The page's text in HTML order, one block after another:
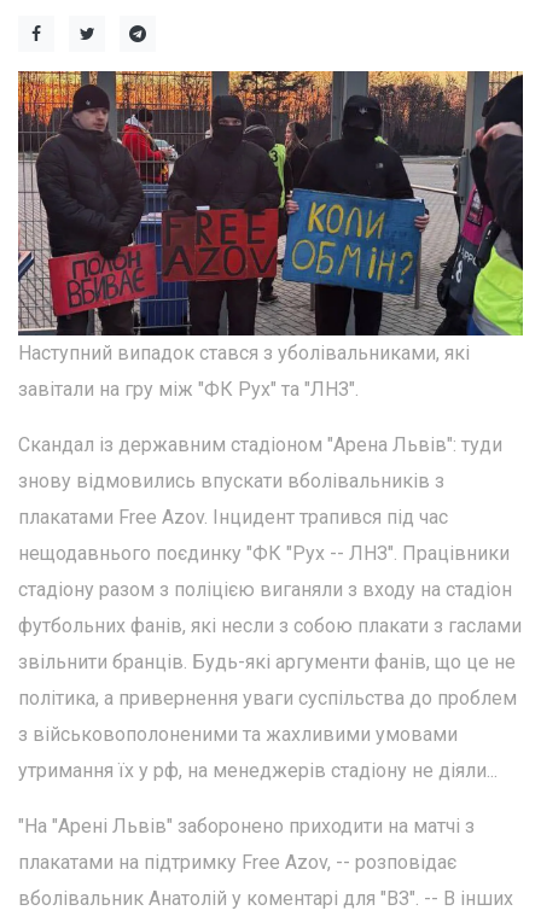
Наступний випадок стався з уболівальниками, які
завітали на гру між "ФК Рух" та "ЛНЗ".
Скандал із державним стадіоном "Арена Львів": туди
знову відмовились впускати вболівальників з
плакатами Free Azov. Інцидент трапився під час
нещодавнього поєдинку "ФК "Рух -- ЛНЗ". Працівники
стадіону разом з поліцією виганяли з входу на стадіон
футбольних фанів, які несли з собою плакати з гаслами
звільнити бранців. Будь-які аргументи фанів, що це не
політика, а привернення уваги суспільства до проблем
з військовополоненими та жахливими умовами
утримання їх у рф, на менеджерів стадіону не діяли...
"На "Арені Львів" заборонено приходити на матчі з
плакатами на підтримку Free Azov, -- розповідає
вболівальник Анатолій у коментарі для "ВЗ". -- В інших